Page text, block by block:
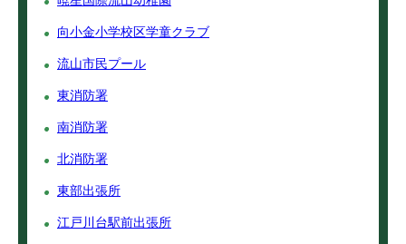
向小金小学校区学童クラブ
流山市民プール
東消防署
南消防署
北消防署
東部出張所
江戸川台駅前出張所